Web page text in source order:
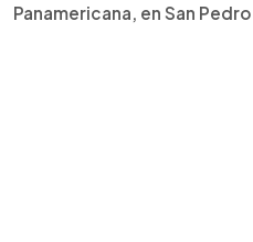
Panamericana, en San